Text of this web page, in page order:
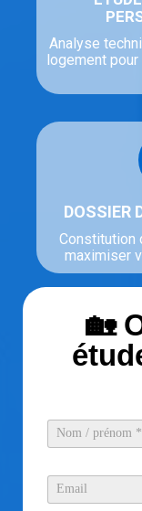
Analyse
logement
DOSSIER
Constitution
maximiser
🏡